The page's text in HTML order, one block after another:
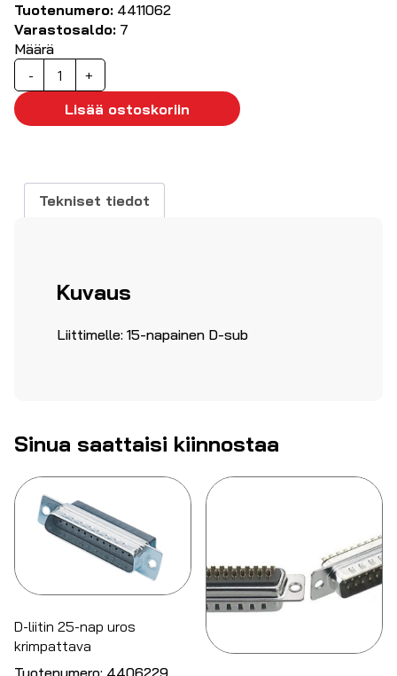
Tuotenumero: 4411062
Varastosaldo: 7
Määrä
-
Metallikotelo
15
napaisille
D-
määrä
+
Lisää ostoskoriin
Tekniset tiedot
Kuvaus
Liittimelle: 15-napainen D-sub
Sinua saattaisi kiinnostaa
D-liitin 25-nap uros
krimpattava